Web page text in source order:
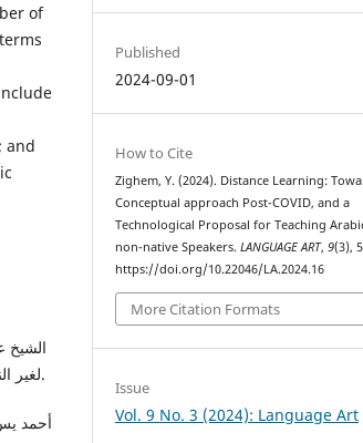
of
and
لغير الناطقين بها على الشبكة العالمية (الإنترنت)، دراسة مسحية وصفية ، عالم الكتب.
Published
2024-09-01
How to Cite
Zighem, Y. (2024). Distance Learning:
Conceptual approach Post-COVID, and a
Technological Proposal for Teaching
non-native Speakers.LANGUAGE ART,9(3),
https://doi.org/10.22046/LA.2024.16
More Citation Formats
Issue
Vol. 9 No. 3 (2024): Language Art